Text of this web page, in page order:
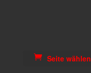
Seite wählen